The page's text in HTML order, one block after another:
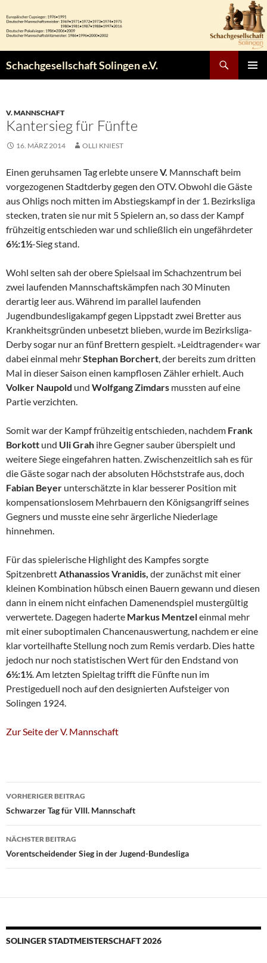
Inhalt
springen
Schachgesellschaft Solingen e.V.
V. MANNSCHAFT
Kantersieg für Fünfte
16. MÄRZ 2014 OLLI KNIEST
Einen geruhsamen Tag erlebte unsereV. Mannschaft beim
vorgezogenen Stadtderby gegen den OTV. Obwohl die Gäste
aus Ohligs noch mitten im Abstiegskampf in der 1. Bezirksliga
stecken, traten sie nur mit 5 Spielern an, so dass der Kampf
frühzeitig entschieden war und schließlich ein ungefährdeter
6½:1½-Sieg stand.
Wohl selten sah der obere Spielsaal im Schachzentrum bei
zwei laufenden Mannschaftskämpfen nach 30 Minuten
derartig leer aus. Während im parallel laufenden
Jugendbundesligakampf gegen Lippstadt zwei Bretter aus
Krankheitsgründen unbesetzt blieben, wurde im Bezirksliga-
Derby sogar nur an fünf Brettern gespielt. »Leidtragender« war
dabei einmal mehrStephan Borchert, der bereits zum dritten
Mal in dieser Saison einen kampflosen Zähler erhielt. Auch
Volker Naupold und Wolfgang Zimdars mussten auf eine
Partie verzichten.
Somit war der Kampf frühzeitig entschieden, nachdem Frank
Borkott und Uli Grah ihre Gegner sauber überspielt und
weitere Siege eingefahren hatten. Zwischenzeitlich sah es für
die Gäste sogar nach der absoluten Höchststrafe aus, doch
Fabian Beyer unterschätzte in klar besserer Position mit
kompensationslosem Mehrbauern den Königsangriff seines
Gegners und musste eine sehr ärgerliche Niederlage
hinnehmen.
Für das spielerische Highlight des Kampfes sorgte
SpitzenbrettAthanassios Vranidis, der zunächst mit einer
kleinen Kombination hübsch einen Bauern gewann und diesen
dann in einem nicht einfachen Damenendspiel mustergültig
verwertete. Dagegen haderte Markus Mentzeleinmal mehr
mit einer suboptimalen Chancenauswertung, nachdem er eine
klar vorteilhafte Stellung noch zum Remis verdarb. Dies hatte
jedoch nur noch statistischen Wert für den Endstand von
6½:1½. Am letzten Spieltag trifft die Fünfte nun im
Prestigeduell noch auf den designierten Aufsteiger von
Solingen 1924.
Zur Seite der V. Mannschaft
Beitragsnavigation
VORHERIGER BEITRAG
Schwarzer Tag für VIII. Mannschaft
NÄCHSTER BEITRAG
Vorentscheidender Sieg in der Jugend-Bundesliga
SOLINGER STADTMEISTERSCHAFT 2026